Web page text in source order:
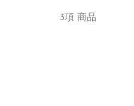
3項 商品